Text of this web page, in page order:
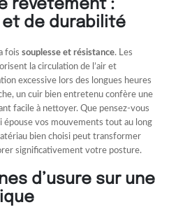
revêtement :
de durabilité
fois souplesse et résistance. Les
la circulation de l’air et
excessive lors des longues heures
un cuir bien entretenu confère une
facile à nettoyer. Que pensez-vous
épouse vos mouvements tout au long
bien choisi peut transformer
significativement votre posture.
d’usure sur une